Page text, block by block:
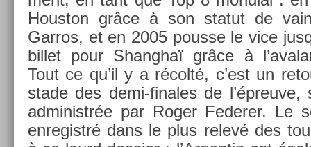
Hous­ton grâce à son statut de
Garros, et en 2005 pous­se le vice
bi­llet pour Shanghaï grâce à
Tout ce qu’il y a récolté, c’est un
stade des demi-finales de
ad­ministrée par Roger Feder­er. Le
en­registré dans le plus relevé des